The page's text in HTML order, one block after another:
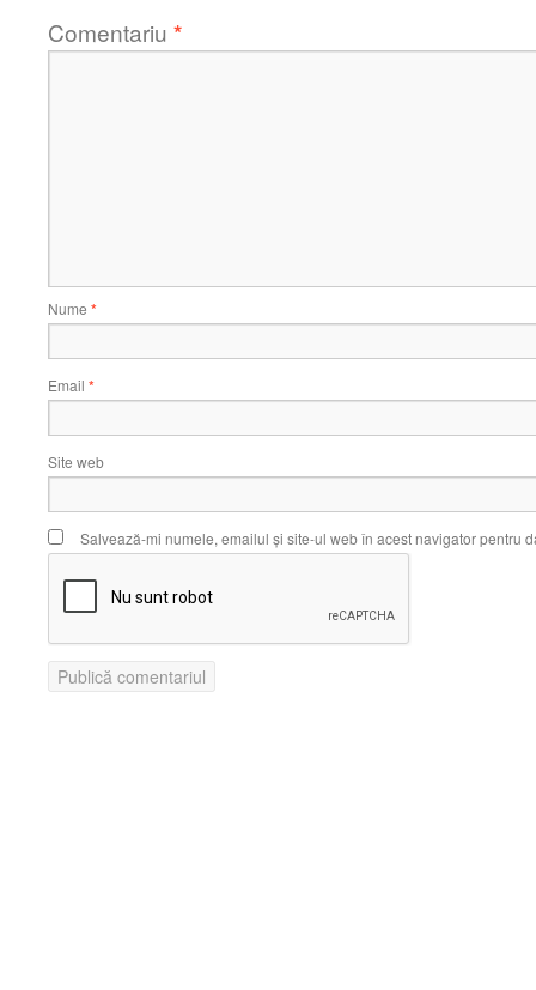
Comentariu *
Nume *
Email *
Site web
Salvează-mi numele, emailul și site-ul web în acest navigator pentru